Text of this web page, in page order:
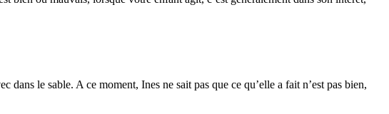
le sable. A ce moment, Ines ne sait pas que ce qu’elle a fait n’est pas bien,